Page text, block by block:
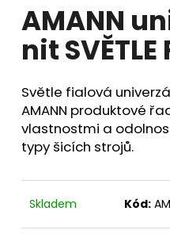
AMANN
nit SVĚTLE
Světle fialová
AMANN produktové
vlastnostmi a
typy šicích strojů.
Skladem Kód: